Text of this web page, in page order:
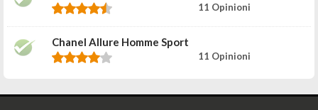
11 Opinioni
Chanel Allure Homme Sport
11 Opinioni